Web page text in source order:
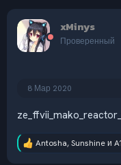
xMinys
Проверенный
8 Мар 2020
Р
Antosha,Sunshineи